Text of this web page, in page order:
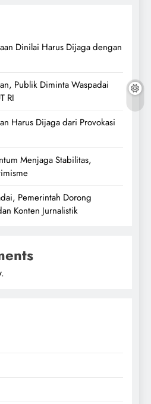
Dinilai Harus Dijaga dengan
Publik Diminta Waspadai
RI
Harus Dijaga dari Provokasi
Menjaga Stabilitas,
Pemerintah Dorong
Konten Jurnalistik